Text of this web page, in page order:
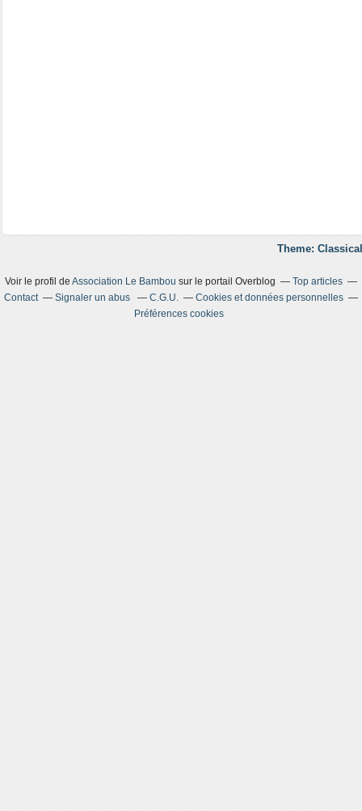
Theme:
Voir le profil de Association Le Bambou sur le portail Overblog
Top articles
Contact
Signaler un abus C.G.U.
Cookies et données personnelles
Préférences cookies